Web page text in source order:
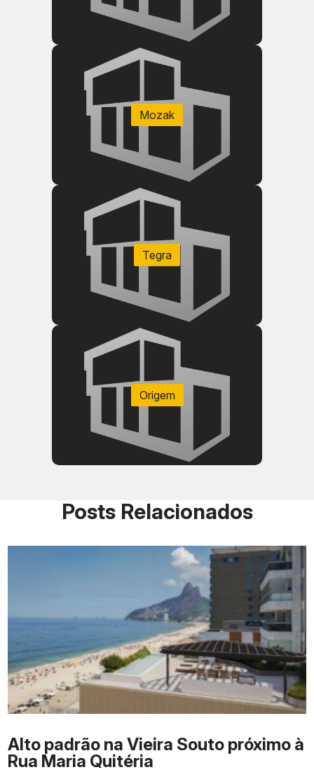
Mozak
Tegra
Origem
Posts Relacionados
Alto padrão na Vieira Souto próximo à
Rua Maria Quitéria